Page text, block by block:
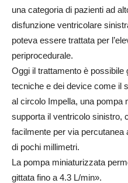
una categoria di pazienti ad
disfunzione ventricolare
poteva essere trattata per
periprocedurale.
Oggi il trattamento è possibile
tecniche e dei device come il
al circolo Impella, una pompa
supporta il ventricolo sinistro,
facilmente per via
di pochi millimetri.
La pompa miniaturizzata
gittata fino a 4.3 L/min».